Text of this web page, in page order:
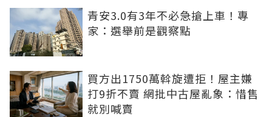
青安3.0有3年不必急搶上車！專
家：選舉前是觀察點
買方出1750萬斡旋遭拒！屋主嫌
打9折不賣 網批中古屋亂象：惜售
就別喊賣